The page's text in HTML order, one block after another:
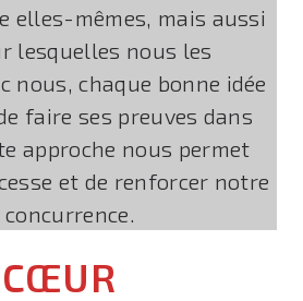
elles-mêmes, mais aussi
lesquelles nous les
nous, chaque bonne idée
faire ses preuves dans
approche nous permet
et de renforcer notre
CŒUR